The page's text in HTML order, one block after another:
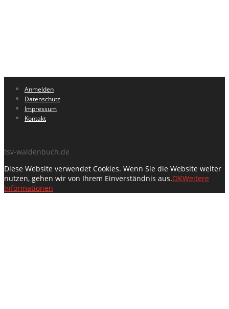
Anmelden
Datenschutz
Impressum
Kontakt
tsv-waldenbuch.de
Diese Website verwendet Cookies. Wenn Sie die Website weiter
nutzen, gehen wir von Ihrem Einverständnis aus.OKWeitere
Informationen